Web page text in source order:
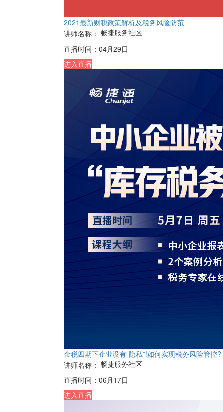
2021最新财税政策解析及税务风险防范
讲师名称： 畅捷服务社区
直播时间： 04月29日
进入直播
金税四期下企业没有“隐私”!如何实现税务风险管控?
讲师名称： 畅捷服务社区
直播时间： 06月17日
进入直播